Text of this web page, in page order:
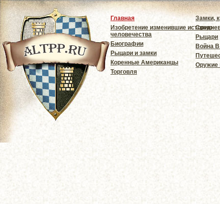
Главная
Изобретение изменившие историю
человечества
Биографии
Рыцари и замки
Коренные Американцы
Торговля
Замки,
Рыцари
Война
Оружие